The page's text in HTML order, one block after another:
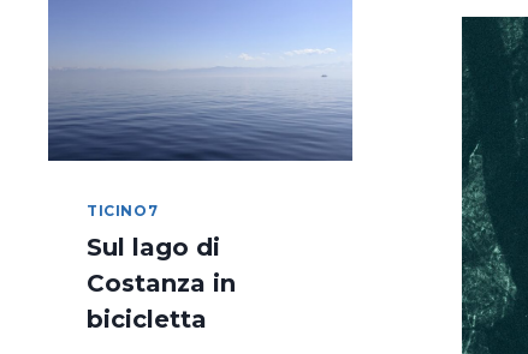
TICINO7
Sul lago di
Costanza in
bicicletta